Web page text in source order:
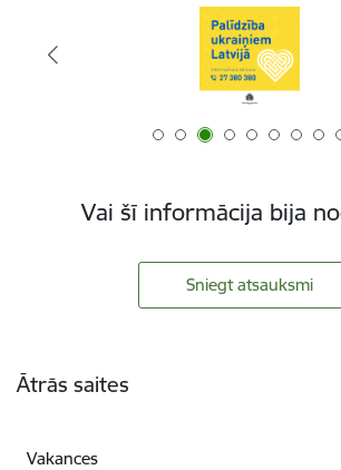
Vai šī informācija bija
Sniegt atsauksmi
Ātrās saites
Vakances